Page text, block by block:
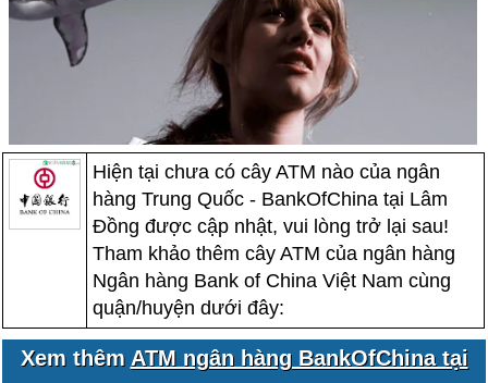
Hiện tại chưa có cây ATM nào của ngân
hàng Trung Quốc - BankOfChina tại Lâm
Đồng được cập nhật, vui lòng trở lại sau!
Tham khảo thêm cây ATM của ngân hàng
Ngân hàng Bank of China Việt Nam cùng
quận/huyện dưới đây:
Xem thêm ATM ngân hàng BankOfChina tại